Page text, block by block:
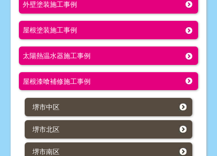
外壁塗装施工事例
屋根塗装施工事例
太陽熱温水器施工事例
屋根漆喰補修施工事例
堺市中区
堺市北区
堺市南区